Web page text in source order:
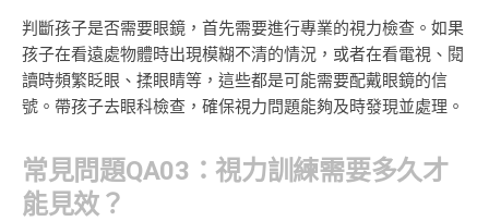
判斷孩子是否需要眼鏡，首先需要進行專業的視力檢查。如果
孩子在看遠處物體時出現模糊不清的情況，或者在看電視、閱
讀時頻繁眨眼、揉眼睛等，這些都是可能需要配戴眼鏡的信
號。帶孩子去眼科檢查，確保視力問題能夠及時發現並處理。
常見問題QA03：視力訓練需要多久才
能見效？